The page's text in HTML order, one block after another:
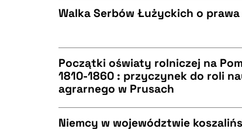
BIBTEX
BIBTEX
Walka Serbów Łużyckich o
CZYSTY TEKST
Początki oświaty rolniczej na
1810-1860 : przyczynek do roli
agrarnego w Prusach
Niemcy w województwie